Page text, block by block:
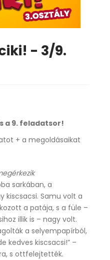
- 3/9.
a 9. feladatsor!
+ a megoldásaikat
sarkában, a
kiscsacsi. Samu volt a
a patája, s a füle –
illik is – nagy volt.
a selyempapírból,
kedves kiscsacsi!” –
s ottfelejtették.